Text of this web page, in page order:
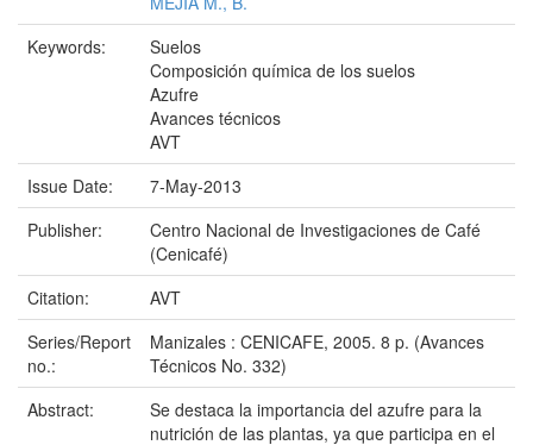
Keywords:
Suelos
Composición química de los suelos
Azufre
Avances técnicos
AVT
Issue Date:
7-May-2013
Publisher:
Centro Nacional de Investigaciones de Café
(Cenicafé)
Citation:
AVT
Series/Report
no.:
Manizales : CENICAFE, 2005. 8 p. (Avances
Técnicos No. 332)
Abstract:
Se destaca la importancia del azufre para la
nutrición de las plantas, ya que participa en el